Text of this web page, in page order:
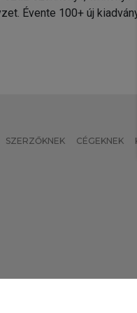
Évente 100+ új
SZERZŐKNEK CÉGEKNEK